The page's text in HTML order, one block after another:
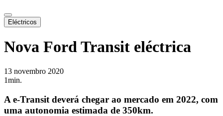
Eléctricos
Nova Ford Transit eléctrica
13 novembro 2020
1min.
A e-Transit deverá chegar ao mercado em 2022, com
uma autonomia estimada de 350km.